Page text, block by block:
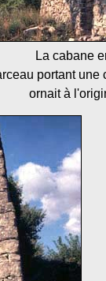
La cabane
portant
ornait à